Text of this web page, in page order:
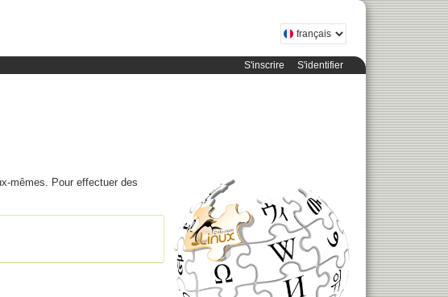
S'identifier
S'inscrire
mêmes. Pour effectuer des